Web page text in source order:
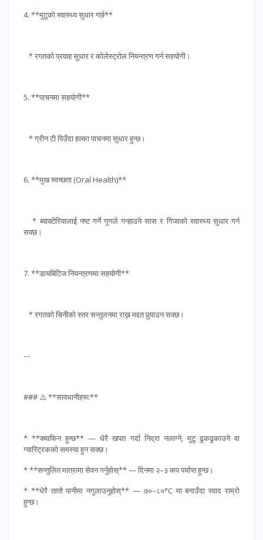
4. **मुटुको स्वास्थ्य सुधार गर्छ**
* रगतको प्रवाह सुधार र कोलेस्ट्रोल नियन्त्रण गर्न सहयोगी।
5. **पाचनमा सहयोगी**
* ग्रीन टी पिउँदा हल्का पाचनमा सुधार हुन्छ।
6. **मुख स्वच्छता (Oral Health)**
* ब्याक्टेरियालाई नष्ट गर्ने गुणले गन्हाउने सास र गिजाको स्वास्थ्य सुधार गर्न
सक्छ।
7. **डायबिटिज नियन्त्रणमा सहयोगी**
* रगतको चिनीको स्तर सन्तुलनमा राख्न मद्दत पुर्‍याउन सक्छ।
---
### ⚠️ **सावधानीहरू:**
* **क्याफिन हुन्छ** — धेरै खपत गर्दा निद्रा नलाग्ने, मुटु ढुकढुकाउने वा
ग्यास्ट्रिकको समस्या हुन सक्छ।
* **सन्तुलित मात्रामा सेवन गर्नुहोस्** — दिनमा २–३ कप पर्याप्त हुन्छ।
* **धेरै तातो पानीमा नगुलाउनुहोस्** — ७०–८०°C मा बनाउँदा स्वाद राम्रो
हुन्छ।